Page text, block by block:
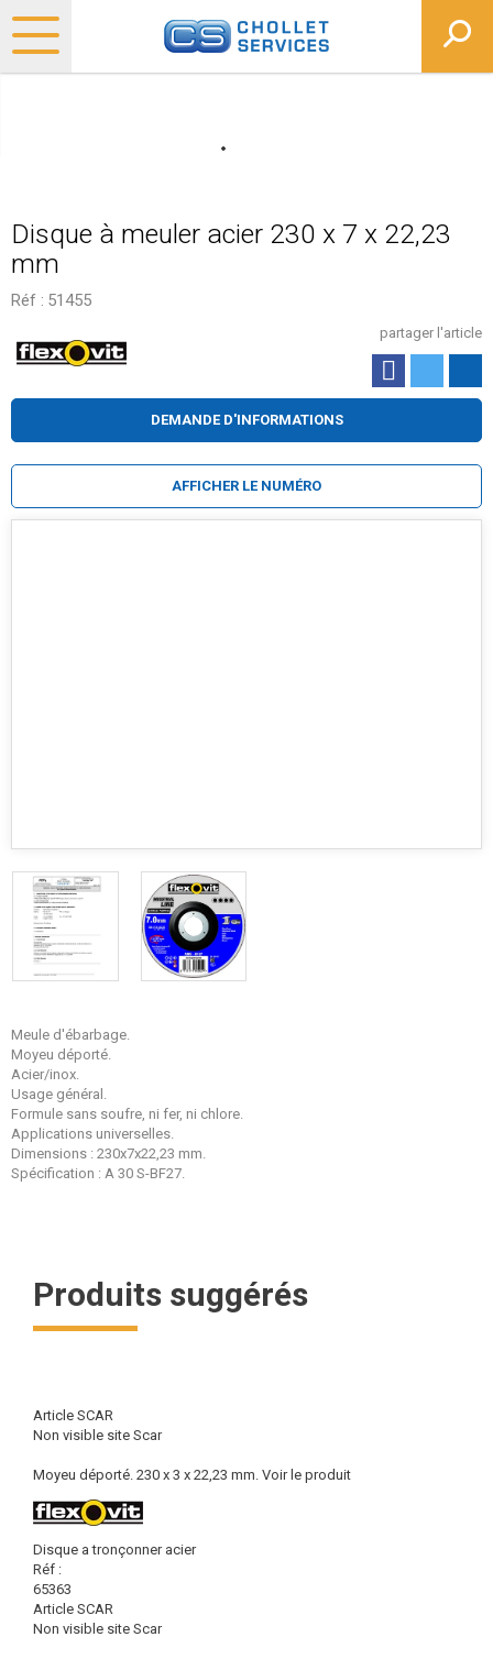
Disque à meuler acier 230 x 7 x 22,23
mm
Réf : 51455
partager l'article
Meule d'ébarbage.
Moyeu déporté.
Acier/inox.
Usage général.
Formule sans soufre, ni fer, ni chlore.
Applications universelles.
Dimensions : 230x7x22,23 mm.
Spécification : A 30 S-BF27.
DEMANDE D'INFORMATIONS
AFFICHER LE NUMÉRO
Produits suggérés
Article SCAR
Non visible site Scar
Moyeu déporté. 230 x 3 x 22,23 mm. Voir le produit
Disque a tronçonner acier
Réf :
65363
Article SCAR
Non visible site Scar